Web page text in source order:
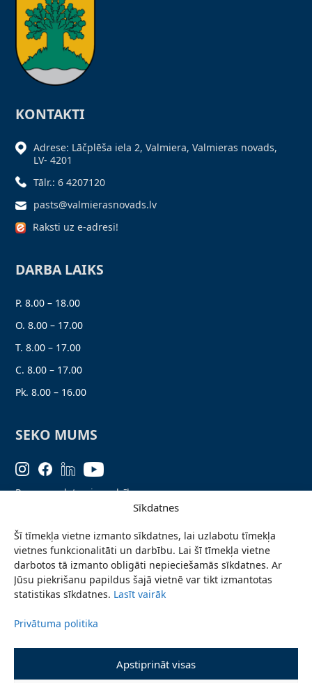
Sīkdatnes
Šī tīmekļa vietne izmanto sīkdatnes, lai uzlabotu tīmekļa
vietnes funkcionalitāti un darbību. Lai šī tīmekļa vietne
darbotos tā izmanto obligāti nepieciešamās sīkdatnes. Ar
Jūsu piekrišanu papildus šajā vietnē var tikt izmantotas
statistikas sīkdatnes. Lasīt vairāk
Privātuma politika
Apstiprināt visas
KONTAKTI
Adrese: Lāčplēša iela 2, Valmiera, Valmieras novads,
LV- 4201
Tālr.: 6 4207120
pasts@valmierasnovads.lv
Raksti uz e-adresi!
DARBA LAIKS
P. 8.00 – 18.00
O. 8.00 – 17.00
T. 8.00 – 17.00
C. 8.00 – 17.00
Pk. 8.00 – 16.00
SEKO MUMS
Personas datu aizsardzība
Ziņo par problēmu
Pieteikties jaunumiem
Piekļūstamības paziņojums
© 2026 Valmieras novada pašvaldība